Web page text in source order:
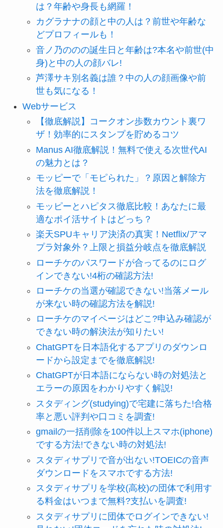
は？年齢や身長も網羅！
カグラナナの顔と中の人は？前世や年齢な
どプロフィールも！
音ノ乃ののの誕生日と年齢は?本名や前世(中
身)と中の人の顔バレ!
芦澤サキ別名義は誰？中の人の顔画像や前
世も気になる！
Webサービス
【徹底解説】コークオン歩数カウント裏ワ
ザ！効率的にスタンプを貯めるコツ
Manus AI徹底解説！無料で使える次世代AI
の魅力とは？
モッピーで「モピられた」？原因と解除方
法を徹底解説！
モッピーとハピタス徹底比較！あなたに最
適なポイ活サイトはどっち？
楽天SPUキャリア決済の真実！Netflix/アマ
プラ対象外？上限と損益分岐点を徹底解説
ローチケのパスワードが合ってるのにログ
インできない!4桁の確認方法!
ローチケの当選が確認できない!当落メール
が来ない時の確認方法を解説!
ローチケのマイページはどこ?申込み確認が
できない時の解決法が知りたい!
ChatGPTを日本語化するアプリのダウンロ
ードから設定までを徹底解説!
ChatGPTが日本語にならない時の対処法と
エラーの原因をわかりやすく解説!
スタディング(studying)で宅建に落ちた!合格
率と悪い評判や口コミを調査!
gmailの一括削除を100件以上スマホ(iphone)
でする方法!できない時の対処法!
スタディサプリで音が出ない!TOEICの音声
ダウンロードをスマホでする方法!
スタディサプリを学校(高校)の団体で利用す
る料金はいつまで無料?支払いを調査!
スタディサプリに団体でログインできない!